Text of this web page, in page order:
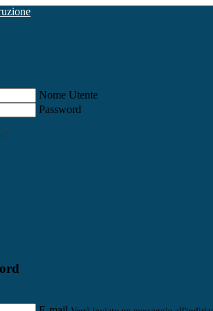
Nome Utente
Password